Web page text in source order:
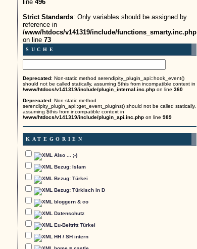
line 496
Strict Standards: Only variables should be assigned by
reference in
/www/htdocs/v141319/include/functions_smarty.inc.php
on line 73
SUCHE
Deprecated: Non-static method serendipity_plugin_api::hook_event()
should not be called statically, assuming $this from incompatible context in
/www/htdocs/v141319/include/plugin_internal.inc.php on line 360
Deprecated: Non-static method
serendipity_plugin_api::get_event_plugins() should not be called statically,
assuming $this from incompatible context in
/www/htdocs/v141319/include/plugin_api.inc.php on line 989
KATEGORIEN
Also ... ;-)
Bezug: Islam
Bezug: Türkei
Bezug: Türkisch in D
bloggern & co
Datenschutz
Eu-Beitritt Türkei
HH / SH intern